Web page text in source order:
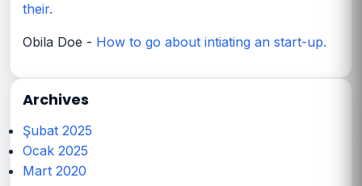
their.
Obila Doe - How to go about intiating an start-up.
Archives
Şubat 2025
Ocak 2025
Mart 2020